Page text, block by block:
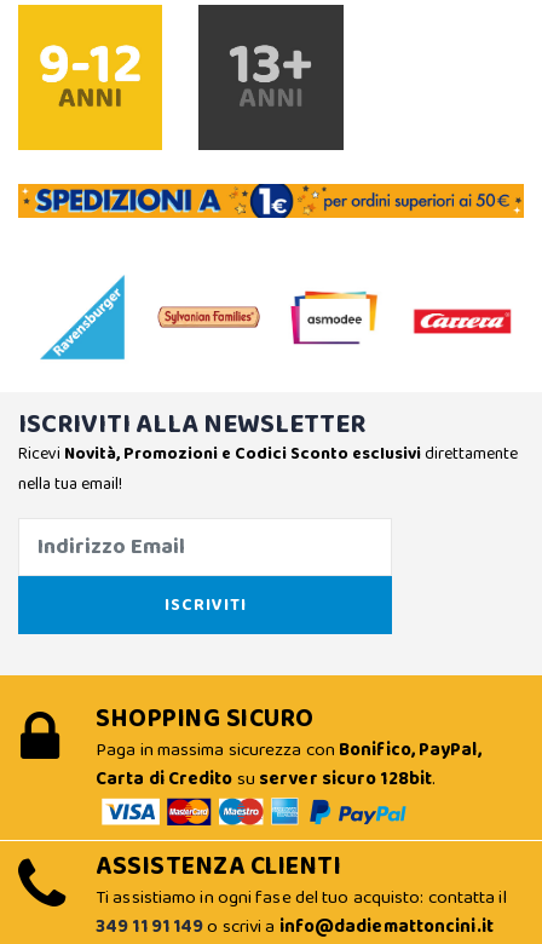
ISCRIVITI ALLA NEWSLETTER
Ricevi Novità, Promozioni e Codici Sconto esclusividirettamente
nella tua email!
SHOPPING SICURO
Paga in massima sicurezza con Bonifico, PayPal,
Carta di Creditosu server sicuro 128bit.
ASSISTENZA CLIENTI
Ti assistiamo in ogni fase del tuo acquisto: contatta il
349 11 91 149o scrivi a info@dadiemattoncini.it